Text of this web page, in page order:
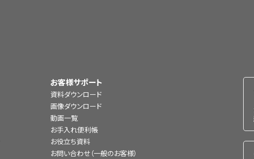
お客様サポート
資料ダウンロード
画像ダウンロード
動画一覧
お手入れ便利帳
お役立ち資料
お問い合わせ（一般のお客様）